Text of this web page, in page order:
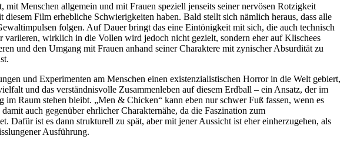
Menschen allgemein und mit Frauen speziell jenseits seiner nervösen Rotzigkeit
Film erhebliche Schwierigkeiten haben. Bald stellt sich nämlich heraus, dass alle
folgen. Auf Dauer bringt das eine Eintönigkeit mit sich, die auch technisch
variieren, wirklich in die Vollen wird jedoch nicht gezielt, sondern eher auf Klischees
und den Umgang mit Frauen anhand seiner Charaktere mit zynischer Absurdität zu
und Experimenten am Menschen einen existenzialistischen Horror in die Welt gebiert,
und das verständnisvolle Zusammenleben auf diesem Erdball – ein Ansatz, der im
Raum stehen bleibt. „Men & Chicken“ kann eben nur schwer Fuß fassen, wenn es
auch gegenüber ehrlicher Charakternähe, da die Faszination zum
ist es dann strukturell zu spät, aber mit jener Aussicht ist eher einherzugehen, als
Ausführung.